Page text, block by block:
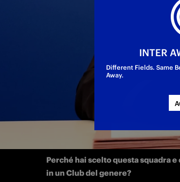
francese, nuovo
MILANO – Prime parole in
Perché hai scelto questa squadra
in un Club del genere?
INTER
Different Fields. Same
Away.